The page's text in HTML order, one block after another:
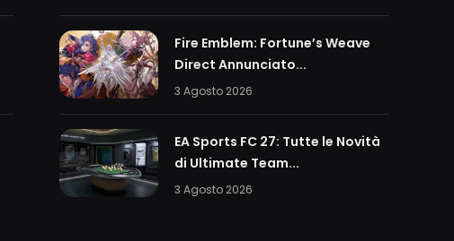
Fire Emblem: Fortune’s Weave
Direct Annunciato...
3 Agosto 2026
EA Sports FC 27: Tutte le Novità
di Ultimate Team...
3 Agosto 2026